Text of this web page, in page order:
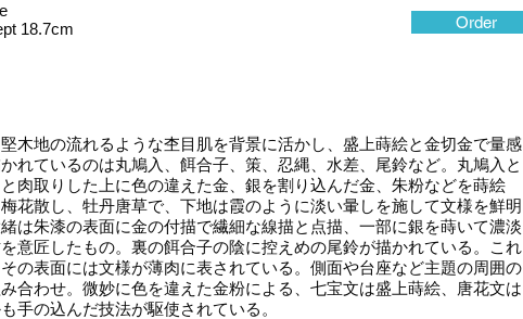
18.7cm
Order
木地の流れるような杢目肌を背景に活かし、盛上蒔絵と金切金で量感
れているのは丸鳩入、餌合子、策、忍縄、水差、尾鈴など。丸鳩入と
肉取りした上に色の違えた金、銀を割り込んだ金、朱粉などを蒔絵
花散し、牡丹唐草で、下地は霞のように淡い暈しを施して文様を鮮明
は朱漆の表面に金の付描で繊細な線描と点描、一部に銀を蒔いて濃淡
意匠したもの。裏の餌合子の陰に控えめの尾鈴が描かれている。これ
の表面には文様が薄肉に表されている。側面や台座など主題の周囲の
合わせ。微妙に色を違えた金粉による、七宝文は盛上蒔絵、唐花文は
手の込んだ技法が駆使されている。